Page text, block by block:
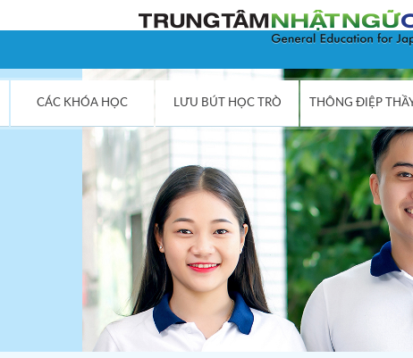
CÁC KHÓA HỌC LƯU BÚT HỌC TRÒ THÔNG ĐIỆP